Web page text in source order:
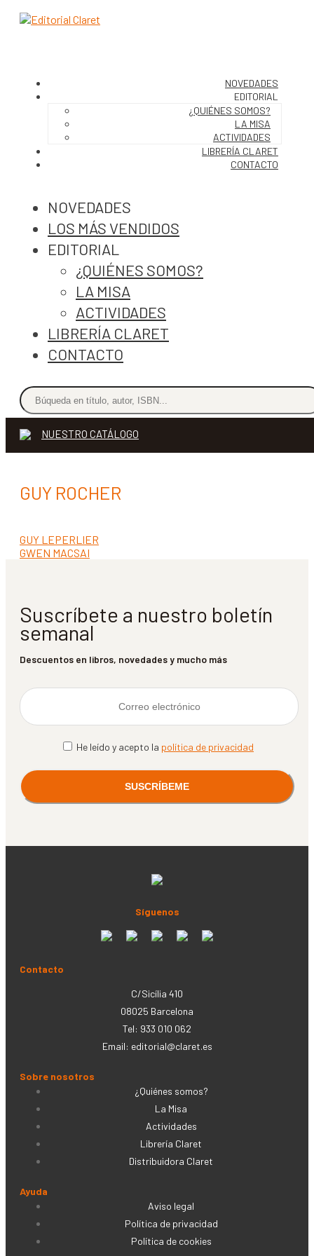
NOVEDADES
EDITORIAL
¿QUIÉNES SOMOS?
LA MISA
ACTIVIDADES
LIBRERÍA CLARET
CONTACTO
NOVEDADES
LOS MÁS VENDIDOS
EDITORIAL
¿QUIÉNES SOMOS?
LA MISA
ACTIVIDADES
LIBRERÍA CLARET
CONTACTO
NUESTRO CATÁLOGO
GUY ROCHER
Navegación
de
Anterior:
GUY LEPERLIER
Siguiente:
GWEN MACSAI
Suscríbete a nuestro boletín
semanal
Descuentos en libros, novedades y mucho más
He leído y acepto la política de privacidad
Síguenos
Contacto
C/Sicília 410
08025 Barcelona
Tel: 933 010 062
Email: editorial@claret.es
Sobre nosotros
¿Quiénes somos?
La Misa
Actividades
Librería Claret
Distribuidora Claret
Ayuda
Aviso legal
Política de privacidad
Política de cookies